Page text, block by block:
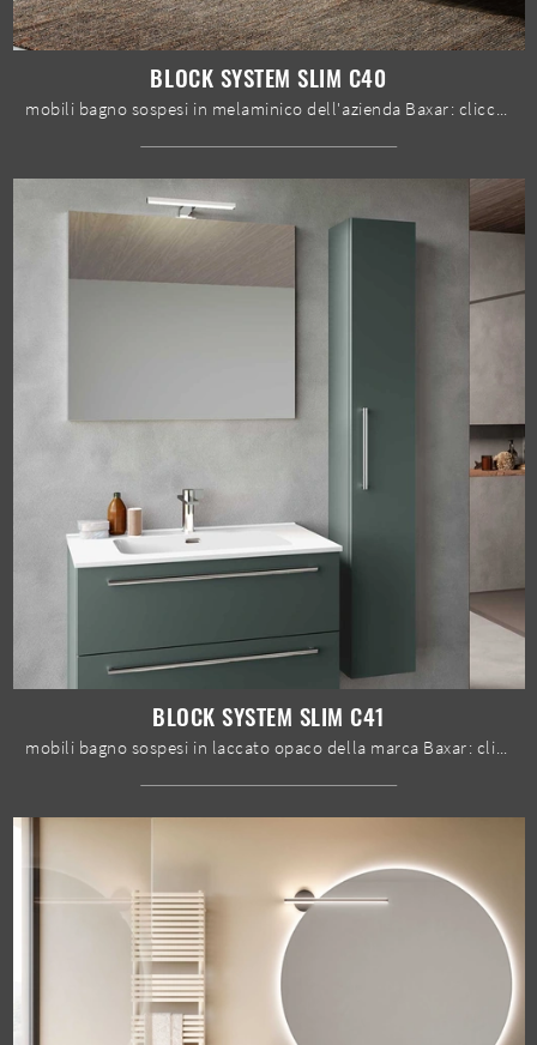
BLOCK SYSTEM SLIM C40
mobili bagno sospesi in melaminico dell'azienda Baxar: clicca e scopri l'arredo bagno moderno Block System Slim C40 per il tuo bagno.
BLOCK SYSTEM SLIM C41
mobili bagno sospesi in laccato opaco della marca Baxar: clicca e scopri l'arredo bagno moderno Block System Slim C41 per la stanza del benessere.